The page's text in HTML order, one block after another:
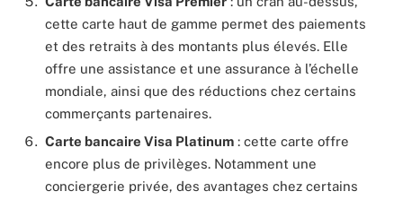
cette carte haut de gamme permet des paiements
et des retraits à des montants plus élevés. Elle
offre une assistance et une assurance à l’échelle
mondiale, ainsi que des réductions chez certains
commerçants partenaires.
Carte bancaire Visa Platinum : cette carte offre
encore plus de privilèges. Notamment une
conciergerie privée, des avantages chez certains